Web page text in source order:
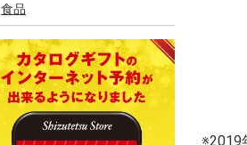
食品
※2019